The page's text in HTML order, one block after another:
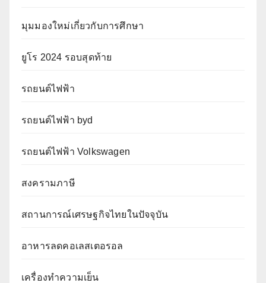
มุมมองใหม่เกี่ยวกับการศึกษา
ยูโร 2024 รอบสุดท้าย
รถยนต์ไฟฟ้า
รถยนต์ไฟฟ้า byd
รถยนต์ไฟฟ้า Volkswagen
สงครามภาษี
สถานการณ์เศรษฐกิจไทยในปัจจุบัน
อาหารลดคอเลสเตอรอล
เครื่องทำความเย็น